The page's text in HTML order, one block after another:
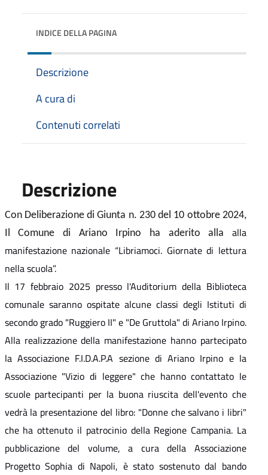
INDICE DELLA PAGINA
Descrizione
A cura di
Contenuti correlati
Descrizione
Con Deliberazione di Giunta n. 230 del 10 ottobre 2024,
Il Comune di Ariano Irpino ha aderito alla alla
manifestazione nazionale “Libriamoci. Giornate di lettura
nella scuola”.
Il 17 febbraio 2025 presso l'Auditorium della Biblioteca
comunale saranno ospitate alcune classi degli Istituti di
secondo grado "Ruggiero II" e "De Gruttola" di Ariano Irpino.
Alla realizzazione della manifestazione hanno partecipato
la Associazione F.I.D.A.P.A sezione di Ariano Irpino e la
Associazione "Vizio di leggere" che hanno contattato le
scuole partecipanti per la buona riuscita dell'evento che
vedrà la presentazione del libro: "Donne che salvano i libri"
che ha ottenuto il patrocinio della Regione Campania. La
pubblicazione del volume, a cura della Associazione
Progetto Sophia di Napoli, è stato sostenuto dal bando